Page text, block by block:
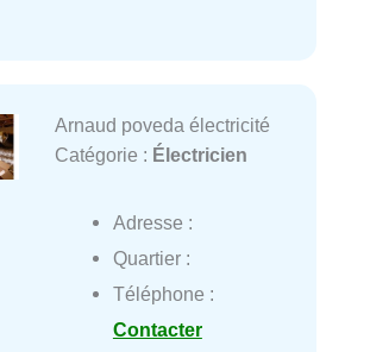
Arnaud poveda électricité
Catégorie : Électricien
Adresse :
Quartier :
Téléphone :
Contacter